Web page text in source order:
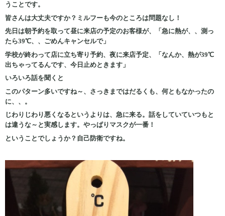
うことです。
皆さんは大丈夫ですか？ミルフーも今のところは問題なし！
先日は朝予約を取って昼に来店の予定のお客様が、「急に熱が、、測っ
たら39℃、、ごめんキャンセルで」
学校が終わって店に立ち寄り予約、夜に来店予定、「なんか、熱が39℃
出ちゃってるんです、今日止めときます」
いろいろ話を聞くと
このパターン多いですね～、さっきまではだるくも、何ともなかったの
に、、。
じわりじわり悪くなるというよりは、急に来る。話をしていていつもと
は違うな～と実感します。やっぱりマスクが一番！
ということでしょうか？自己防衛ですね。